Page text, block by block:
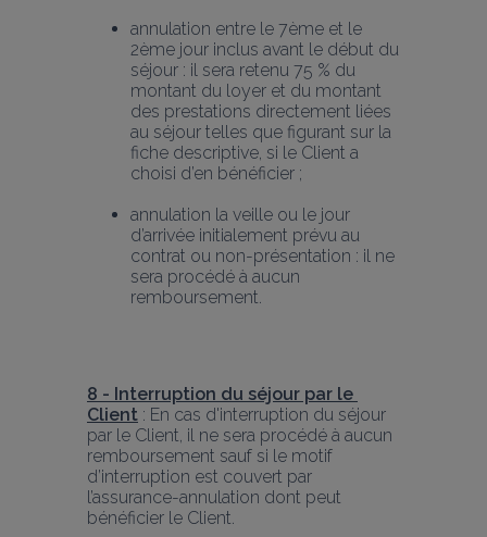
annulation entre le 7ème et le
2ème jour inclus avant le début du
séjour : il sera retenu 75 % du
montant du loyer et du montant
des prestations directement liées
au séjour telles que figurant sur la
fiche descriptive, si le Client a
choisi d’en bénéficier ;
annulation la veille ou le jour
d’arrivée initialement prévu au
contrat ou non-présentation : il ne
sera procédé à aucun
remboursement.
8 - Interruption du séjour par le
Client : En cas d'interruption du séjour
par le Client, il ne sera procédé à aucun
remboursement sauf si le motif
d’interruption est couvert par
l’assurance-annulation dont peut
bénéficier le Client.